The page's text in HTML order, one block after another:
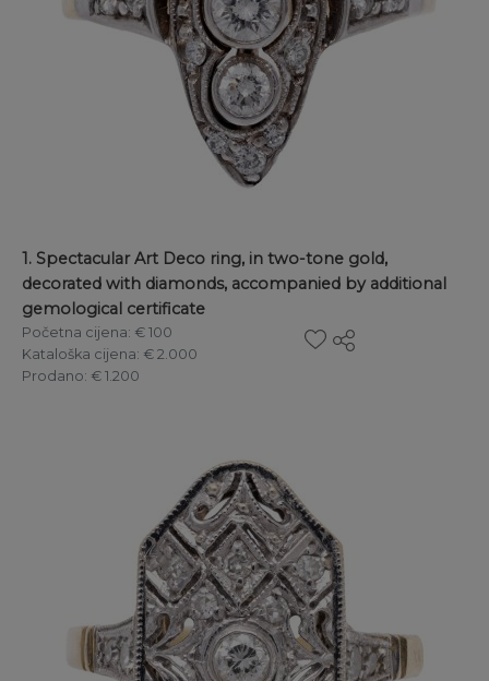
1. Spectacular Art Deco ring, in two-tone gold,
decorated with diamonds, accompanied by additional
gemological certificate
Početna cijena: € 100
Kataloška cijena: € 2.000
Prodano: € 1.200